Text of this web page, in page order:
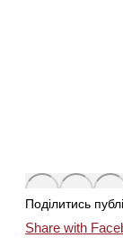
Поділитись
Share with